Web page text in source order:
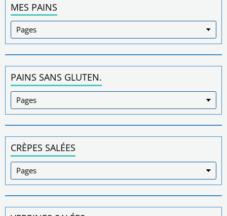
MES PAINS
PAINS SANS GLUTEN.
CRÈPES SALÉES